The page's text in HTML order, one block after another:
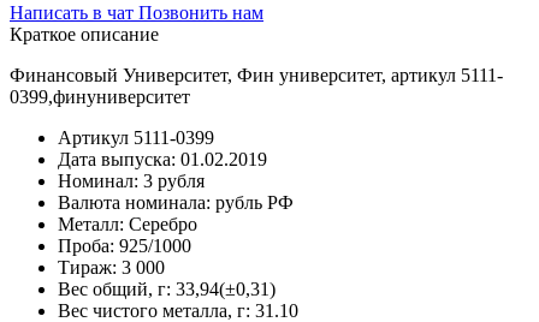
Написать в чат Позвонить нам
Краткое описание
Финансовый Университет, Фин университет, артикул 5111-
0399,финуниверситет
Артикул 5111-0399
Дата выпуска: 01.02.2019
Номинал: 3 рубля
Валюта номинала: рубль РФ
Металл: Серебро
Проба: 925/1000
Тираж: 3 000
Вес общий, г: 33,94(±0,31)
Вес чистого металла, г: 31.10